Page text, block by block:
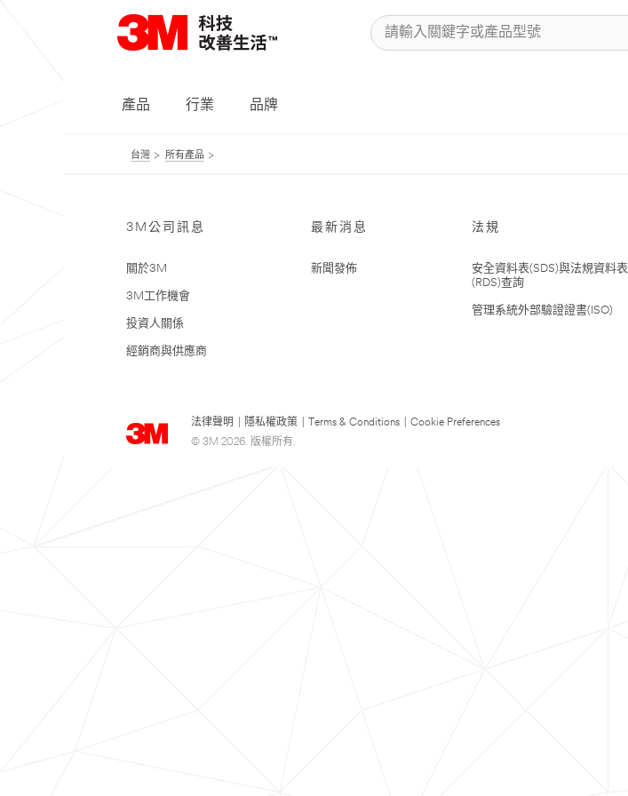
產品 行業 品牌
台灣 所有產品
3M公司訊息
關於3M
3M工作機會
投資人關係
經銷商與供應商
最新消息
新聞發佈
法規
安全資料表(SDS)與法規資料表
(RDS)查詢
管理系統外部驗證證書(ISO)
法律聲明 隱私權政策 Terms & Conditions
Cookie Preferences
© 3M 2026. 版權所有.